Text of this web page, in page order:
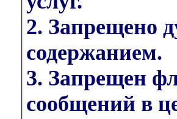
2. Запрещено
содержанием.
3. Запрещен
сообщений в